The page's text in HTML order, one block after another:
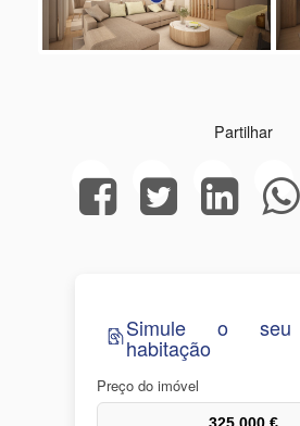
Partilhar
Simule o seu
habitação
Preço do imóvel